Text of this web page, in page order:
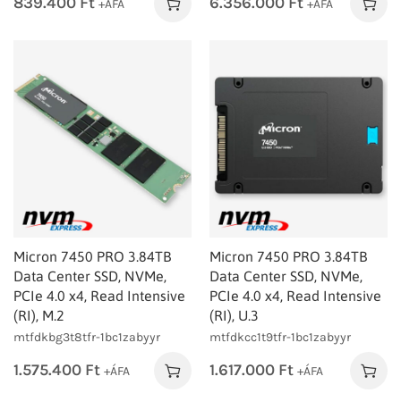
+ÁFA +ÁFA
Micron 7450 PRO 3.84TB
Data Center SSD, NVMe,
PCIe 4.0 x4, Read Intensive
(RI), M.2
mtfdkbg3t8tfr-1bc1zabyyr
1.575.400 Ft +ÁFA
Micron 7450 PRO 3.84TB
Data Center SSD, NVMe,
PCIe 4.0 x4, Read Intensive
(RI), U.3
mtfdkcc1t9tfr-1bc1zabyyr
1.617.000 Ft +ÁFA